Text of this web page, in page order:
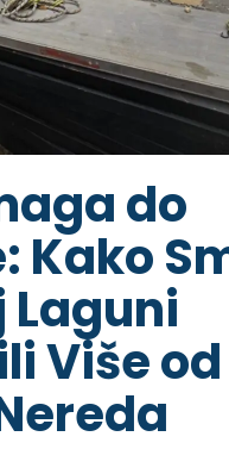
do
Kako
Laguni
Više od